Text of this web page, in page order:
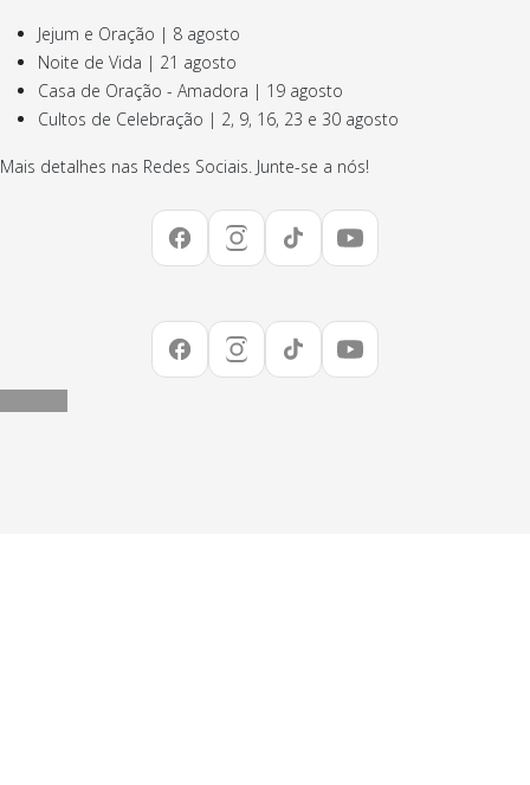
Jejum e Oração | 8 agosto
Noite de Vida | 21 agosto
Casa de Oração - Amadora | 19 agosto
Cultos de Celebração | 2, 9, 16, 23 e 30 agosto
Mais detalhes nas Redes Sociais. Junte-se a nós!